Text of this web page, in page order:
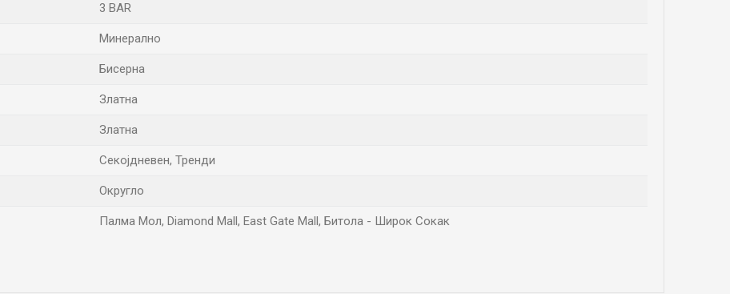
3 BAR
Минерално
Бисерна
Златна
Златна
Секојдневен, Тренди
Округло
Палма Мол, Diamond Mall, East Gate Mall, Битола - Широк Сокак